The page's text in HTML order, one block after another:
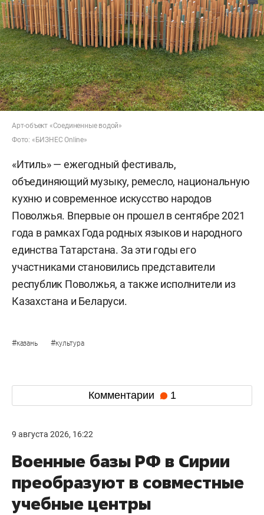
Арт-объект «Соединенные водой»
Фото: «БИЗНЕС Online»
«Итиль» — ежегодный фестиваль,
объединяющий музыку, ремесло, национальную
кухню и современное искусство народов
Поволжья. Впервые он прошел в сентябре 2021
года в рамках Года родных языков и народного
единства Татарстана. За эти годы его
участниками становились представители
республик Поволжья, а также исполнители из
Казахстана и Беларуси.
#казань #культура
Комментарии 1
9 августа 2026, 16:22
Военные базы РФ в Сирии
преобразуют в совместные
учебные центры